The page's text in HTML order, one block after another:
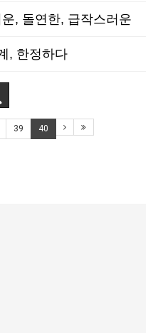
, 돌연한, 급작스러운
, 한정하다
39 40